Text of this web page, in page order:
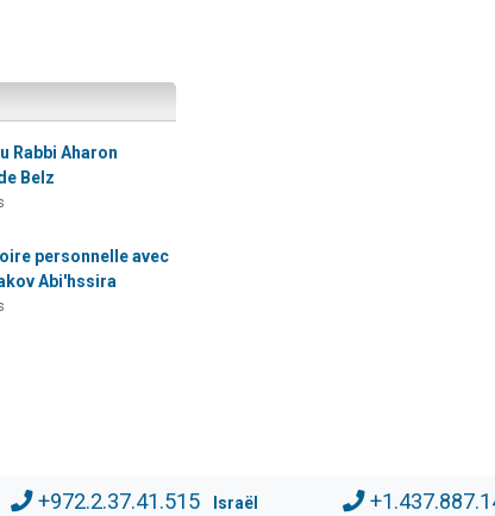
Rabbi Aharon
Belz
personnelle avec
Abi'hssira
+972.2.37.41.515 Israël